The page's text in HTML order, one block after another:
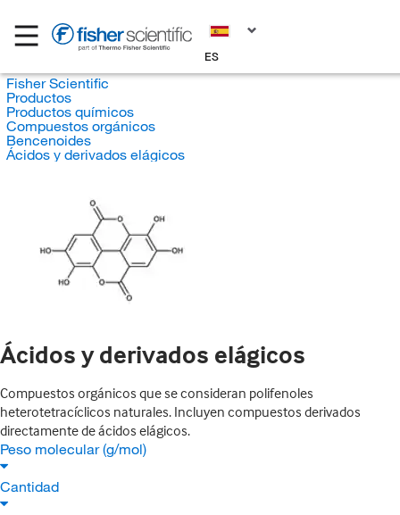
ES
Fisher Scientific
Productos
Productos químicos
Compuestos orgánicos
Bencenoides
Ácidos y derivados elágicos
Ácidos y derivados elágicos
Compuestos orgánicos que se consideran polifenoles
heterotetracíclicos naturales. Incluyen compuestos derivados
directamente de ácidos elágicos.
Peso molecular (g/mol)
Cantidad